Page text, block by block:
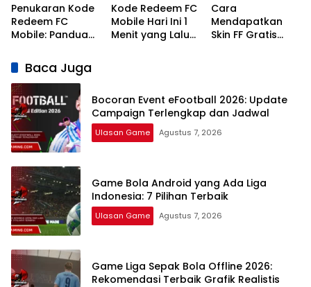
Penukaran Kode
Redeem FC
Mobile: Panduan
2026
Kode Redeem FC
Mobile Hari Ini 1
Menit yang Lalu
Cara
Mendapatkan
Skin FF Gratis
Baca Juga
Bocoran Event eFootball 2026: Update
Campaign Terlengkap dan Jadwal
Ulasan Game Agustus 7, 2026
Game Bola Android yang Ada Liga
Indonesia: 7 Pilihan Terbaik
Ulasan Game Agustus 7, 2026
Game Liga Sepak Bola Offline 2026:
Rekomendasi Terbaik Grafik Realistis